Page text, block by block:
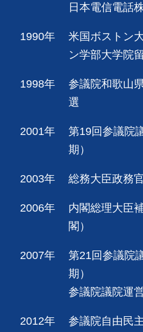
日本電信電話
1990年
米国ボストン
ン学部大学院
1998年
参議院和歌山
選
2001年
第19回参議院
期）
2003年 総務大臣政務
2006年
内閣総理大臣
閣）
2007年
第21回参議院
期）
参議院議院運
2012年
参議院自由民